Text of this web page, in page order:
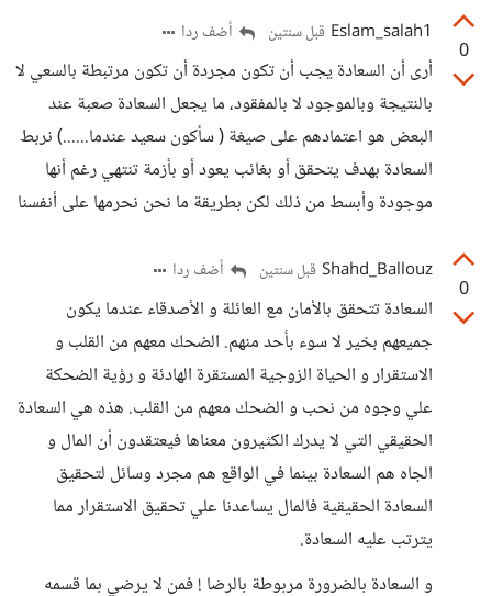
0
Eslam_salah1 قبل سنتين أضف ردا
أرى أن السعادة يجب أن تكون مجردة أن تكون مرتبطة بالسعي لا
بالنتيجة وبالموجود لا بالمفقود، ما يجعل السعادة صعبة عند
البعض هو اعتمادهم على صيغة ( سأكون سعيد عندما......) نربط
السعادة بهدف يتحقق أو بغائب يعود أو بأزمة تنتهي رغم أنها
موجودة وأبسط من ذلك لكن بطريقة ما نحن نحرمها على أنفسنا
0
Shahd_Ballouz قبل سنتين أضف ردا
السعادة تتحقق بالأمان مع العائلة و الأصدقاء عندما يكون
جميعهم بخير لا سوء بأحد منهم. الضحك معهم من القلب و
الاستقرار و الحياة الزوجية المستقرة الهادئة و رؤية الضحكة
علي وجوه من نحب و الضحك معهم من القلب. هذه هي السعادة
الحقيقي التي لا يدرك الكثيرون معناها فيعتقدون أن المال و
الجاه هم السعادة بينما في الواقع هم مجرد وسائل لتحقيق
السعادة الحقيقية فالمال يساعدنا علي تحقيق الاستقرار مما
يترتب عليه السعادة.
و السعادة بالضرورة مربوطة بالرضا ! فمن لا يرضي بما قسمه